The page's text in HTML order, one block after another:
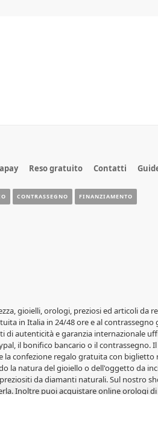
Reso gratuito Contatti
CONTRASSEGNO FINANZIAMENTO
gioielli, orologi, preziosi ed articoli da
in Italia in 24/48 ore e al
autenticità e garanzia internazionale
il bonifico bancario o il contrassegno.
confezione regalo gratuita con biglietto
la natura del gioiello o dell'oggetto da
da diamanti naturali. Sul nostro
Inoltre puoi acquistare online orologi
18 carati con Immagini Sacre, San